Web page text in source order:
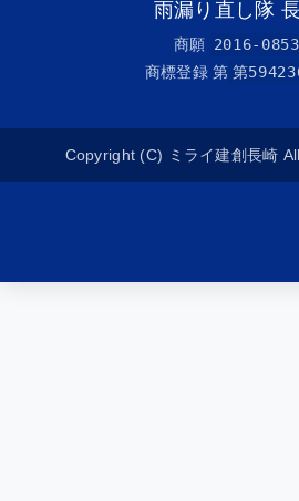
雨漏り直し隊
商願 2016-
商標登録 第 第
Copyright (C) ミライ建創長崎